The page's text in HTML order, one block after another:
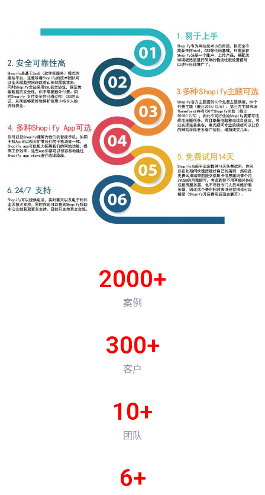
2000+
案例
300+
客户
10+
团队
6+